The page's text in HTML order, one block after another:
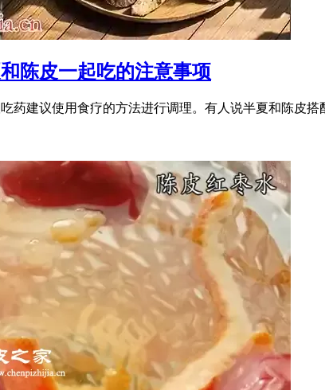
陈皮一起吃的注意事项
药建议使用食疗的方法进行调理。有人说半夏和陈皮